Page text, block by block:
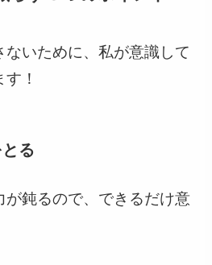
ないために、私が意識して
！
る
が鈍るので、できるだけ意